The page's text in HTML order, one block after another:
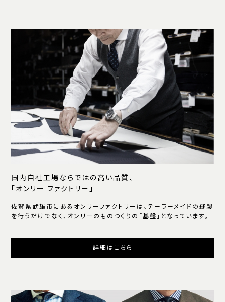
国内自社工場ならではの高い品質、
「オンリー ファクトリー」
佐賀県武雄市にあるオンリーファクトリーは、テーラーメイドの縫製
を行うだけでなく、オンリーのものつくりの「基盤」となっています。
詳細はこちら